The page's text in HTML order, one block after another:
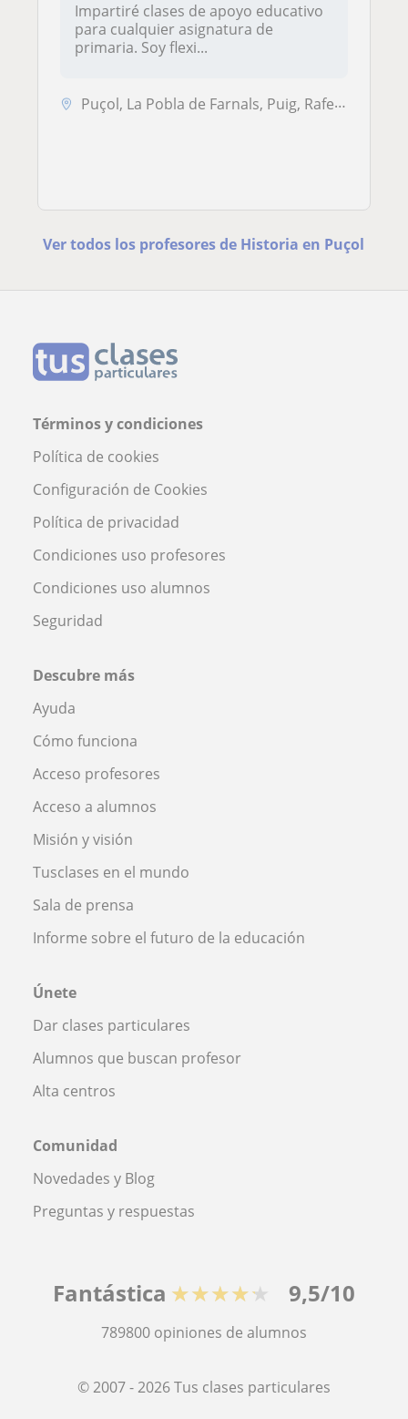
Impartiré clases de apoyo educativo
para cualquier asignatura de
primaria. Soy flexi...
Puçol, La Pobla de Farnals, Puig, Rafelbuñol
Ver todos los profesores de Historia en Puçol
Términos y condiciones
Política de cookies
Configuración de Cookies
Política de privacidad
Condiciones uso profesores
Condiciones uso alumnos
Seguridad
Descubre más
Ayuda
Cómo funciona
Acceso profesores
Acceso a alumnos
Misión y visión
Tusclases en el mundo
Sala de prensa
Informe sobre el futuro de la educación
Únete
Dar clases particulares
Alumnos que buscan profesor
Alta centros
Comunidad
Novedades y Blog
Preguntas y respuestas
Fantástica ★★★★★ 9,5/10
789800 opiniones de alumnos
© 2007 - 2026 Tus clases particulares